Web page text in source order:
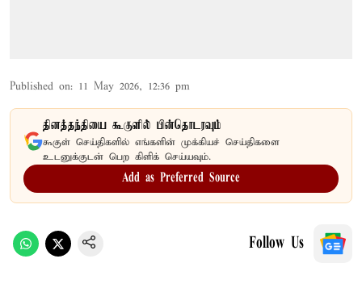
Published on: 11 May 2026, 12:36 pm
தினத்தந்தியை கூகுளில் பின்தொடரவும்
கூகுள் செய்திகளில் எங்களின் முக்கியச் செய்திகளை
உடனுக்குடன் பெற கிளிக் செய்யவும்.
Add as Preferred Source
Follow Us